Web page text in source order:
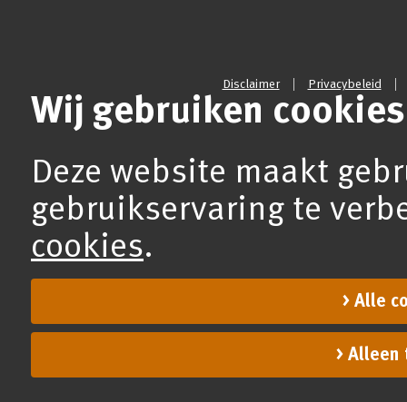
Disclaimer Privacybeleid
Wij gebruiken cookies
Deze website maakt
gebruikservaring te
cookies.
Alle
Alleen